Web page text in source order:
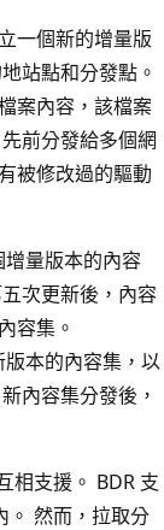
一個新的增量版
站點和分發點。
案內容，該檔案
前分發給多個網
被修改過的驅動
量版本的內容
次更新後，內容
容集。
本的內容集，以
內容集分發後，
相支援。 BDR 支
。 然而，拉取分